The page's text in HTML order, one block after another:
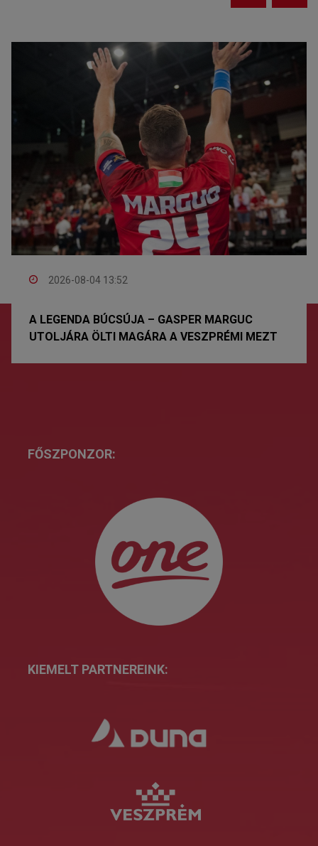
2026-08-04 13:52
A LEGENDA BÚCSÚJA – GASPER MARGUC
UTOLJÁRA ÖLTI MAGÁRA A VESZPRÉMI MEZT
FŐSZPONZOR:
KIEMELT PARTNEREINK: